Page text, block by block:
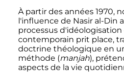
À partir des années 1970,
l'influence de Nasir al-Din
processus d'idéologisation
contemporain prit place,
doctrine théologique en
méthode (manjah),
aspects de la vie